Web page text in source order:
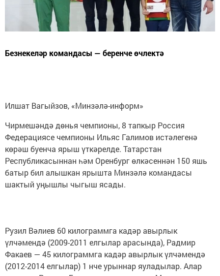
Безнекеләр командасы — беренче өчлектә
Илшат Вагыйзов, «Минзәлә-информ»
Чирмешәндә дөнья чемпионы, 8 тапкыр Россия
Федерациясе чемпионы Ильяс Галимов истәлегенә
көрәш буенча ярыш үткәрелде. Татарстан
Республикасыннан һәм Оренбург өлкәсеннән 150 яшь
батыр бил алышкан ярышта Минзәлә командасы
шактый уңышлы чыгыш ясады.
Рузил Вәлиев 60 килограммга кадәр авырлык
үлчәмендә (2009-2011 елгылар арасында), Радмир
Факаев — 45 килограммга кадәр авырлык үлчәмендә
(2012-2014 елгылар) 1 нче урыннар яуладылар. Алар